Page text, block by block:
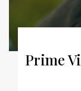
Prime